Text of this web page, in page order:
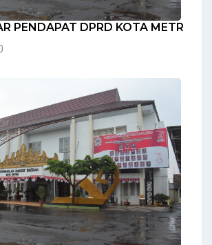
PENDAPAT DPRD KOTA METRO